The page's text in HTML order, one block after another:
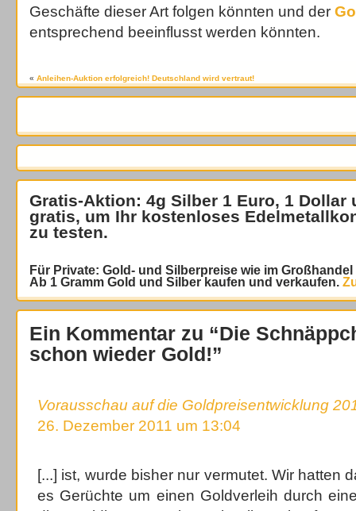
Geschäfte dieser Art folgen könnten und der
entsprechend beeinflusst werden könnten.
« Anleihen-Auktion erfolgreich! Deutschland wird vertraut!
Gratis-Aktion: 4g Silber 1 Euro, 1 Dollar
gratis, um Ihr kostenloses
zu testen.
Für Private: Gold- und Silberpreise wie im
Ab 1 Gramm Gold und Silber kaufen und verkaufen.
Ein Kommentar zu “Die
schon wieder Gold!”
Vorausschau auf die Goldpreisentwicklung
26. Dezember 2011 um 13:04
[...] ist, wurde bisher nur vermutet. Wir hatten
es Gerüchte um einen Goldverleih durch